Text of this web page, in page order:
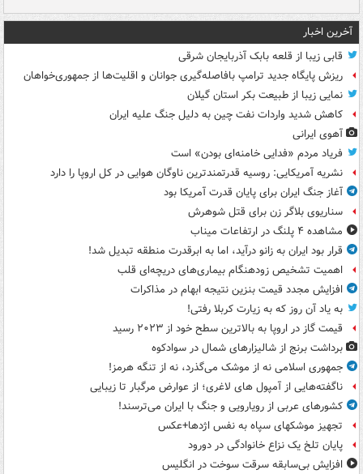
آخرین اخبار
قابی زیبا از قلعه بابک آذربایجان شرقی
ریزش پایگاه جدید ترامپ بافاصله‌گیری جوانان و اقلیت‌ها از جمهوری‌خواهان
نمایی زیبا از طبیعت بکر استان گیلان
کاهش شدید واردات نفت چین به دلیل جنگ علیه ایران
آهوی ایرانی
فریاد مردم «فدایی خامنه‌ای بودن» است
نشریه آمریکایی: روسیه قدرتمندترین ناوگان هوایی در کل اروپا را دارد
آغاز جنگ ایران برای پایان قدرت آمریکا بود
سناریوی بلاگر زن برای قتل شوهرش
مشاهده ۴ پلنگ در ارتفاعات میناب
قرار بود ایران به زانو درآید، اما به ابرقدرت منطقه تبدیل شد!
اهمیت تشخیص زودهنگام بیماری‌های دریچه‌ای قلب
افزایش مجدد قیمت بنزین نتیجه ابهام در مذاکرات
به یاد آن روز که به زیارت کربلا رفتی!
قیمت گاز در اروپا به بالاترین سطح خود از ۲۰۲۳ رسید
برداشت برنج از شالیزارهای شمال در سوادکوه
جمهوری اسلامی نه از موشک می‌گذرد، نه از تنگه هرمز!
ناگفته‌هایی از آمپول های لاغری؛ از عوارض مرگبار تا زیبایی
کشورهای عربی از رویارویی و جنگ با ایران می‌ترسند!
تجهیز موشکهای سپاه به نفس اژدها+عکس
پایان تلخ یک نزاع خانوادگی در دورود
افزایش بی‌سابقه سرقت سوخت در انگلیس